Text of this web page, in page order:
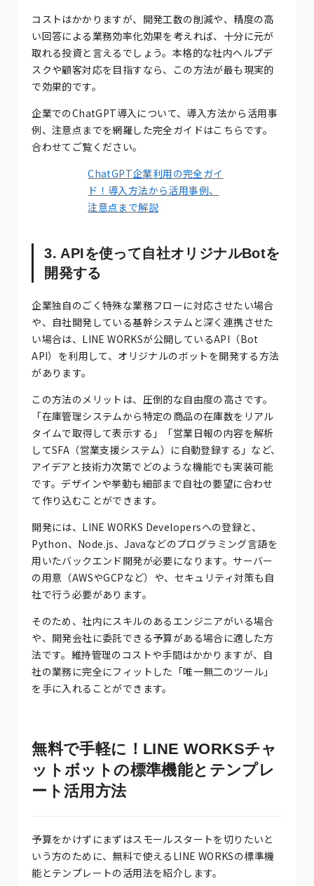
コストはかかりますが、開発工数の削減や、精度の高
い回答による業務効率化効果を考えれば、十分に元が
取れる投資と言えるでしょう。本格的な社内ヘルプデ
スクや顧客対応を目指すなら、この方法が最も現実的
で効果的です。
企業でのChatGPT導入について、導入方法から活用事
例、注意点までを網羅した完全ガイドはこちらです。
合わせてご覧ください。
ChatGPT企業利用の完全ガイ
ド！導入方法から活用事例、
注意点まで解説
3. APIを使って自社オリジナルBotを
開発する
企業独自のごく特殊な業務フローに対応させたい場合
や、自社開発している基幹システムと深く連携させた
い場合は、LINE WORKSが公開しているAPI（Bot
API）を利用して、オリジナルのボットを開発する方法
があります。
この方法のメリットは、圧倒的な自由度の高さです。
「在庫管理システムから特定の商品の在庫数をリアル
タイムで取得して表示する」「営業日報の内容を解析
してSFA（営業支援システム）に自動登録する」など、
アイデアと技術力次第でどのような機能でも実装可能
です。デザインや挙動も細部まで自社の要望に合わせ
て作り込むことができます。
開発には、LINE WORKS Developersへの登録と、
Python、Node.js、Javaなどのプログラミング言語を
用いたバックエンド開発が必要になります。サーバー
の用意（AWSやGCPなど）や、セキュリティ対策も自
社で行う必要があります。
そのため、社内にスキルのあるエンジニアがいる場合
や、開発会社に委託できる予算がある場合に適した方
法です。維持管理のコストや手間はかかりますが、自
社の業務に完全にフィットした「唯一無二のツール」
を手に入れることができます。
無料で手軽に！LINE WORKSチャ
ットボットの標準機能とテンプレ
ート活用方法
予算をかけずにまずはスモールスタートを切りたいと
いう方のために、無料で使えるLINE WORKSの標準機
能とテンプレートの活用法を紹介します。